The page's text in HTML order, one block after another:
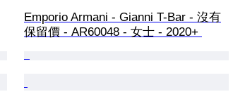
Emporio Armani - Gianni T-Bar - 沒有
保留價 - AR60048 - 女士 - 2020+